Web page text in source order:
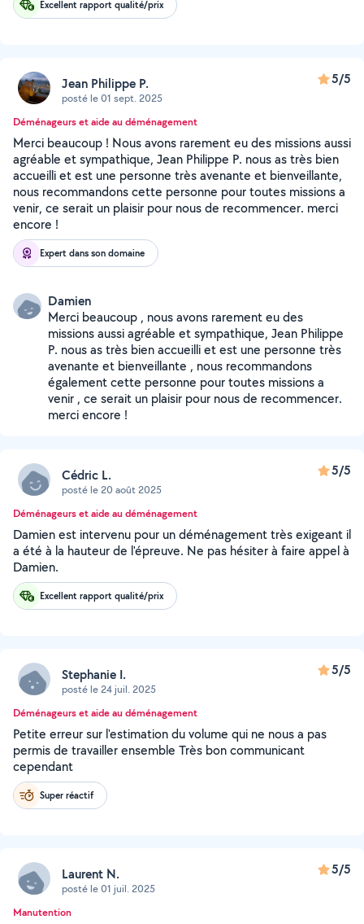
Excellent rapport qualité/prix
Jean Philippe P.
posté le 01 sept. 2025
5/5
Déménageurs et aide au déménagement
Merci beaucoup ! Nous avons rarement eu des missions aussi
agréable et sympathique, Jean Philippe P. nous as très bien
accueilli et est une personne très avenante et bienveillante,
nous recommandons cette personne pour toutes missions a
venir, ce serait un plaisir pour nous de recommencer. merci
encore !
Expert dans son domaine
Damien
Merci beaucoup , nous avons rarement eu des
missions aussi agréable et sympathique, Jean Philippe
P. nous as très bien accueilli et est une personne très
avenante et bienveillante , nous recommandons
également cette personne pour toutes missions a
venir , ce serait un plaisir pour nous de recommencer.
merci encore !
Cédric L.
posté le 20 août 2025
5/5
Déménageurs et aide au déménagement
Damien est intervenu pour un déménagement très exigeant il
a été à la hauteur de l'épreuve. Ne pas hésiter à faire appel à
Damien.
Excellent rapport qualité/prix
Stephanie I.
posté le 24 juil. 2025
5/5
Déménageurs et aide au déménagement
Petite erreur sur l'estimation du volume qui ne nous a pas
permis de travailler ensemble Très bon communicant
cependant
Super réactif
Laurent N.
posté le 01 juil. 2025
5/5
Manutention